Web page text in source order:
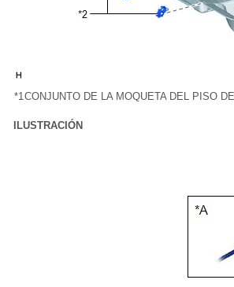
*1CONJUNTO DE LA MOQUETA DEL PISO
ILUSTRACIÓN